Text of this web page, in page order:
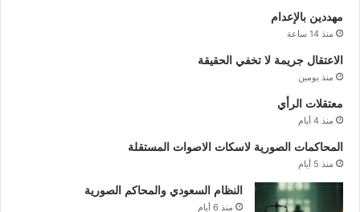
مهددين بالإعدام
منذ 14 ساعة
الاعتقال جريمة لا تخفي الحقيقة
منذ يومين
معتقلات الرأي
منذ 4 أيام
المحاكمات الصورية لاسكات الاصوات المستقلة
منذ 5 أيام
النظام السعودي والمحاكم الصورية
منذ 6 أيام